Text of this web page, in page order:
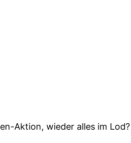
Aktion, wieder alles im Lod?